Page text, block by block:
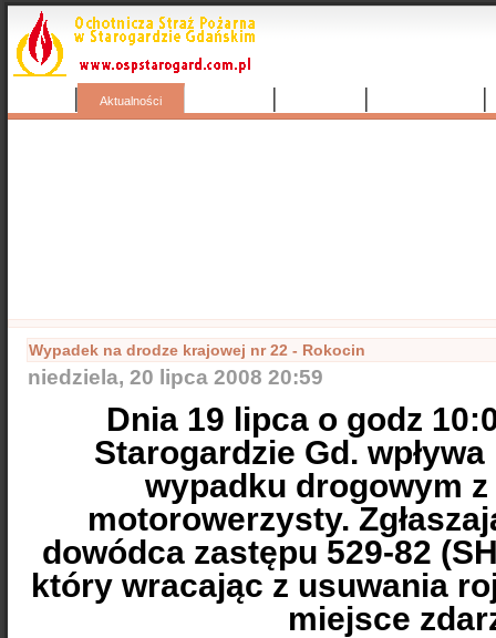
Aktualności
Wypadek na drodze krajowej nr 22 - Rokocin
niedziela, 20 lipca 2008 20:59
Dnia 19 lipca o godz
Starogardzie Gd.
wypadku drogowym z
motorowerzysty.
dowódca zastępu 529-82
który wracając z usuwania
miejsce